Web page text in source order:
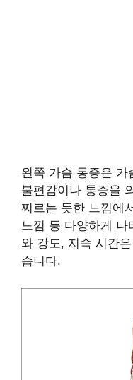
왼쪽 가슴 통증은 가
불편감이나 통증을
찌르는 듯한 느낌에
느낌 등 다양하게 나
와 강도, 지속 시간
습니다.